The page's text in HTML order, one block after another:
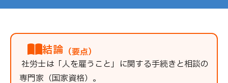
結論 （要点）
社労士は「人を雇うこと」に関する手続きと相談の
専門家（国家資格）。